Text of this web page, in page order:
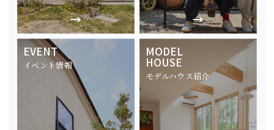
EVENT
イベント情報
MODEL
HOUSE
モデルハウス紹介